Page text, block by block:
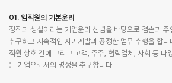
01. 임직원의 기본윤리
정직과 성실이라는 기업윤리 신념을 바탕으로 겸손과
추구하고 지속적인 자기계발과 공정한 업무 수행을 합
직원 상호 간에 그리고 고객, 주주, 협력업체, 사회 등 다
는 기업으로서의 명성을 추구합니다.